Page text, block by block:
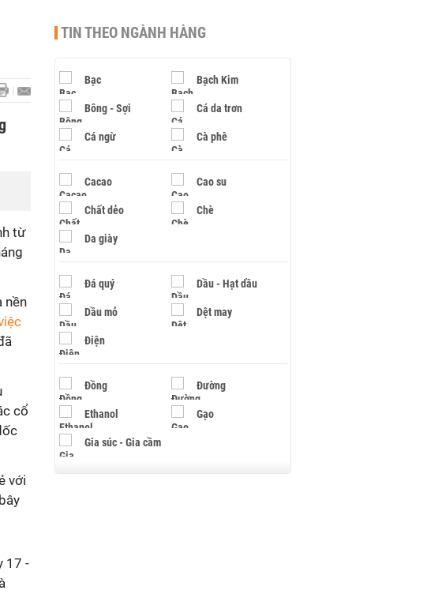
từ
nền
cổ
với
17 -
TIN THEO NGÀNH HÀNG
Bạc Bạch Kim
Bông - Sợi Cá da trơn
Cá ngừ Cà phê
Cacao Cao su
Chất dẻo Chè
Da giày
Đá quý Dầu - Hạt dầu
Dầu mỏ Dệt may
Điện
Đồng Đường
Ethanol Gạo
Gia súc - Gia cầm